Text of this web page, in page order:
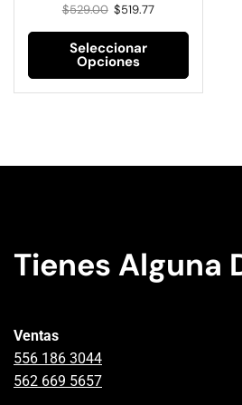
$529.00 $519.77
Seleccionar
Opciones
Tienes Alguna
Ventas
556 186 3044
562 669 5657